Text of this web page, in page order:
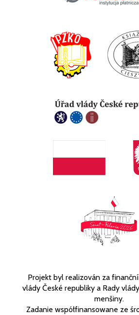
Projekt byl realizován za
vlády České republiky a Rady
menšiny.
Zadanie współfinansowane ze